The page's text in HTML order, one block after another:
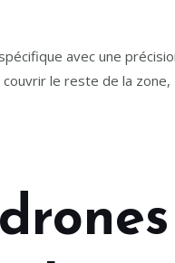
avec une
le reste de la zone,